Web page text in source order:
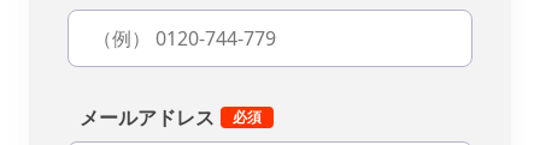
メールアドレス